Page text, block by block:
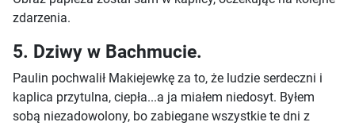
zdarzenia.
5. Dziwy w Bachmucie.
Paulin pochwalił Makiejewkę za to, że ludzie serdeczni i
kaplica przytulna, ciepła...a ja miałem niedosyt. Byłem
sobą niezadowolony, bo zabiegane wszystkie te dni z